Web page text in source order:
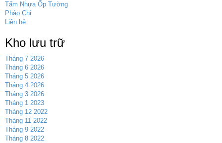
Tấm Nhựa Ốp Tường
Phào Chỉ
Liên hệ
Kho lưu trữ
Tháng 7 2026
Tháng 6 2026
Tháng 5 2026
Tháng 4 2026
Tháng 3 2026
Tháng 1 2023
Tháng 12 2022
Tháng 11 2022
Tháng 9 2022
Tháng 8 2022